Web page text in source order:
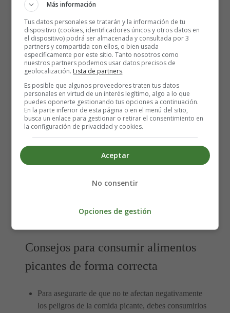
Mitos sobre el consumo de alimentos
picantes durante el embarazo
Existenmitos relacionados con el consumo de
alimentos picantes estando embarazada
mitos que no tienen respaldo científico se encuentran los
siguientes
La comida picante puede tener un impacto adverso
en el bebé.
El consumo de comida picante puede provocar un
embarazo puede provocar abortos y discapacidades
Ninguno de estos mitos tiene respaldo científico, por
Consejos para consumir alimentos
picantes de forma correcta
Para asegurarte de que no te afectan negativamente
los peligros de la comida picante, debes consumirlos
Más información
Tus datos personales se tratarán y la información de tu
dispositivo (cookies, identificadores únicos y otros datos en
el dispositivo) podrá ser almacenada y consultada por 3
partners y compartida con ellos, o bien usada
específicamente por este sitio. Tanto nosotros como
nuestros partners podemos usar datos precisos de
geolocalización. Lista de partners.
Es posible que algunos proveedores traten tus datos
personales en virtud de un interés legítimo, algo a lo que
puedes oponerte gestionando tus opciones a continuación.
En la parte inferior de esta página o en el menú del sitio,
busca un enlace para gestionar o retirar el consentimiento en
la configuración de privacidad y cookies.
Aceptar
No consentir
Opciones de gestión